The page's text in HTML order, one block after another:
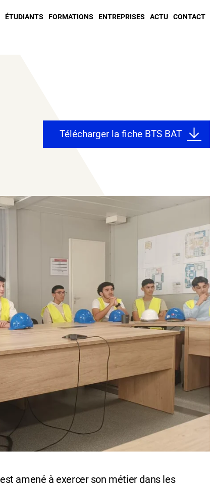
ÉTUDIANTS FORMATIONS ENTREPRISES ACTU CONTACT
Télécharger la fiche BTS BAT
est amené à exercer son métier dans les